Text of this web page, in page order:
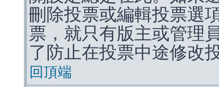
刪除投票或編輯投票選
票，就只有版主或管理
了防止在投票中途修改
回頂端